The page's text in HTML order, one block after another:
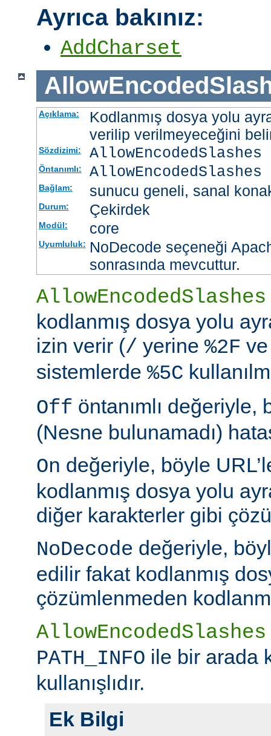
Ayrıca bakınız:
AddCharset
Açıklama:
Kodlanmış dosya yolu
verilip verilmeyeceğini
Sözdizimi: AllowEncodedSlashes
Öntanımlı:
Bağlam: sunucu geneli, sanal
Durum: Çekirdek
Modül: core
Uyumluluk: NoDecode seçeneği
sonrasında mevcuttur.
AllowEncodedSlashes
kodlanmış dosya yolu
izin verir (/ yerine %2F
sistemlerde %5C
Off öntanımlı değeriyle,
(Nesne bulunamadı)
On değeriyle, böyle
kodlanmış dosya yolu
diğer karakterler gibi
NoDecode değeriyle,
edilir fakat kodlanmış
çözümlenmeden
AllowEncodedSlashes
PATH_INFO ile bir arada
kullanışlıdır.
Ek Bilgi